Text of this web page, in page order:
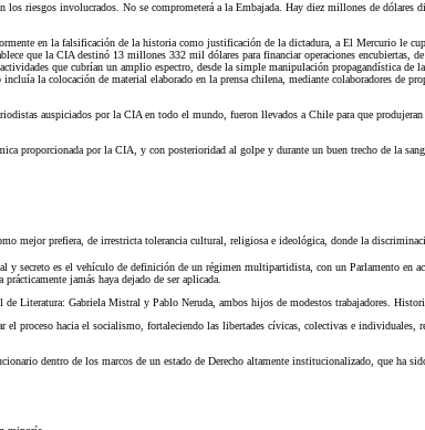
riesgos involucrados. No se comprometerá a la Embajada. Hay diez millones de dólares
en la falsificación de la historia como justificación de la dictadura, a El Mercurio le
que la CIA destinó 13 millones 332 mil dólares para financiar operaciones
que cubrían un amplio espectro, desde la simple manipulación propagandística
la colocación de material elaborado en la prensa chilena, mediante colaboradores de
auspiciados por la CIA en todo el mundo, fueron llevados a Chile para que
proporcionada por la CIA, y con posterioridad al golpe y durante un buen trecho de la
mejor prefiera, de irrestricta tolerancia cultural, religiosa e ideológica, donde la
y secreto es el vehículo de definición de un régimen multipartidista, con un Parlamento en
jamás haya dejado de ser aplicada.
Literatura: Gabriela Mistral y Pablo Neruda, ambos hijos de modestos trabajadores.
proceso hacia el socialismo, fortaleciendo las libertades cívicas, colectivas e
dentro de los marcos de un estado de Derecho altamente institucionalizado, que ha